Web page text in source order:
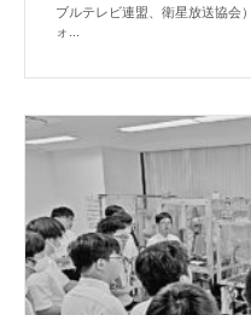
ブルテレビ連盟、衛星放送協会
ォ...